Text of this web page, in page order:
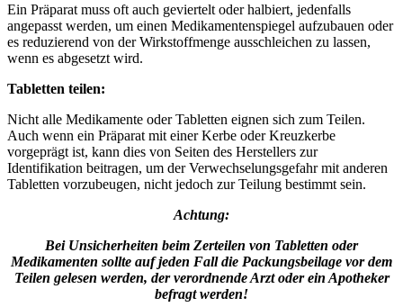
Ein Präparat muss oft auch geviertelt oder halbiert, jedenfalls
angepasst werden, um einen Medikamentenspiegel aufzubauen oder
es reduzierend von der Wirkstoffmenge ausschleichen zu lassen,
wenn es abgesetzt wird.
Tabletten teilen:
Nicht alle Medikamente oder Tabletten eignen sich zum Teilen.
Auch wenn ein Präparat mit einer Kerbe oder Kreuzkerbe
vorgeprägt ist, kann dies von Seiten des Herstellers zur
Identifikation beitragen, um der Verwechselungsgefahr mit anderen
Tabletten vorzubeugen, nicht jedoch zur Teilung bestimmt sein.
Achtung:
Bei Unsicherheiten beim Zerteilen von Tabletten oder
Medikamenten sollte auf jeden Fall die Packungsbeilage vor dem
Teilen gelesen werden, der verordnende Arzt oder ein Apotheker
befragt werden!